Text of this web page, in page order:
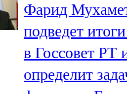
Сарман
107,8 FM
Теләче
106,1 FM
Фарид
подведет
в Госсовет РТ
определит